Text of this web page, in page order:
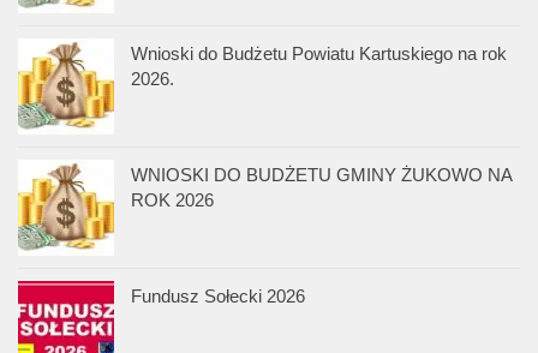
Wnioski do Budżetu Powiatu Kartuskiego na rok
2026.
WNIOSKI DO BUDŻETU GMINY ŻUKOWO NA
ROK 2026
Fundusz Sołecki 2026